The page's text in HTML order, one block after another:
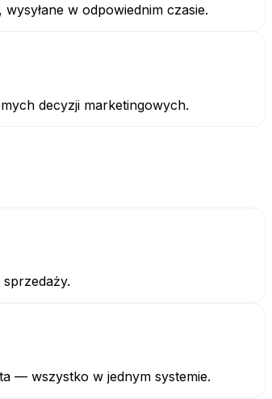
w odpowiednim czasie.
decyzji marketingowych.
— wszystko w jednym systemie.